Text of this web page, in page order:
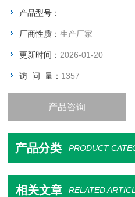
产品型号：
厂商性质：生产厂家
更新时间： 2026-01-20
访 问 量： 1357
产品咨询
产品分类 PRODUCT
相关文章 RELATED